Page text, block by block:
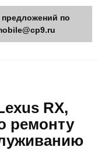
RX,
ремонту
по